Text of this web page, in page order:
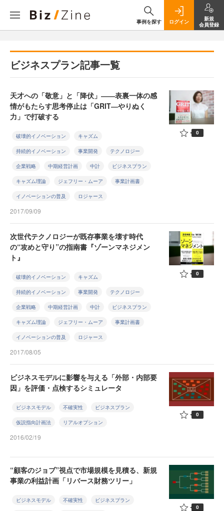
事例を探す ログイン
新規
会員登録
ビジネスプラン記事一覧
天才への「敬意」と「降伏」――表裏一体の感
情がもたらす思考停止は「GRIT―やりぬく
力」で打破する
破壊的イノベーション キャズム
持続的イノベーション 事業開発 テクノロジー
企業戦略 中期経営計画 中計 ビジネスプラン
キャズム理論 ジェフリー・ムーア 事業計画書
イノベーションの普及 ロジャース
2017/09/09
0
次世代テクノロジーが既存事業を壊す時代
の“攻めと守り”の指南書『ゾーンマネジメン
ト』
破壊的イノベーション キャズム
持続的イノベーション 事業開発 テクノロジー
企業戦略 中期経営計画 中計 ビジネスプラン
キャズム理論 ジェフリー・ムーア 事業計画書
イノベーションの普及 ロジャース
2017/08/05
0
ビジネスモデルに影響を与える「外部・内部要
因」を評価・点検するシミュレータ
ビジネスモデル 不確実性 ビジネスプラン
仮説指向計画法 リアルオプション
2016/02/19
0
“顧客のジョブ”視点で市場規模を見積る、新規
事業の利益計画「リバース財務ツリー」
ビジネスモデル 不確実性 ビジネスプラン
0